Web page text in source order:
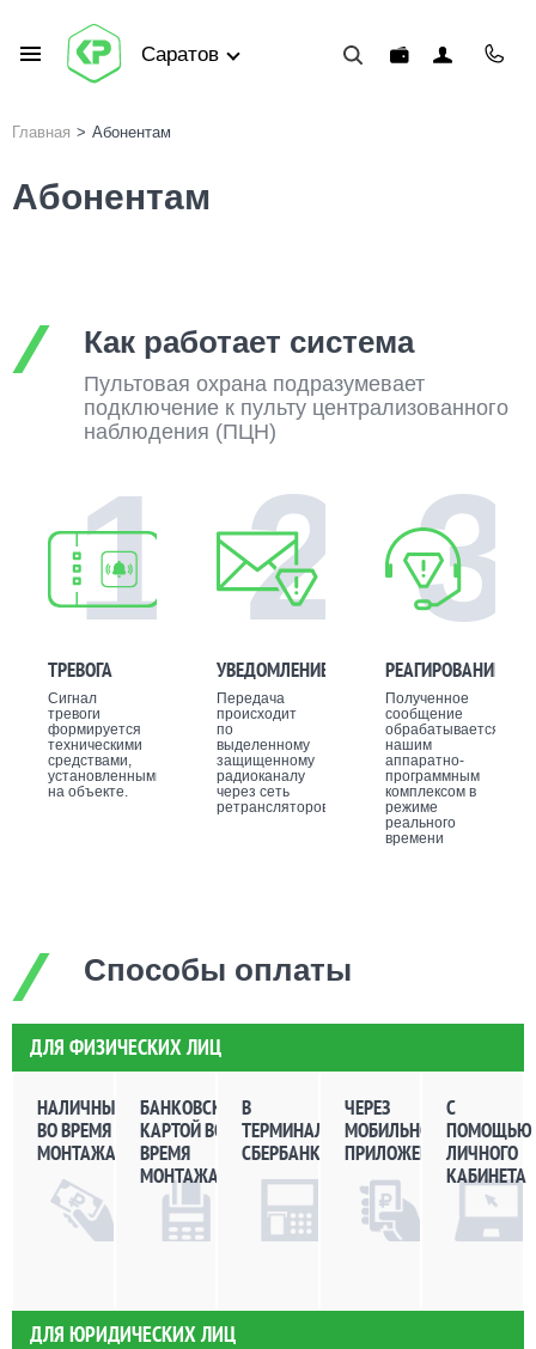
Саратов
Главная > Абонентам
Абонентам
Как работает система
Пультовая охрана подразумевает
подключение к пульту централизованного
наблюдения (ПЦН)
1
ТРЕВОГА
Сигнал
тревоги
формируется
техническими
средствами,
установленными
на объекте.
2
УВЕДОМЛЕНИЕ
Передача
происходит
по
выделенному
защищенному
радиоканалу
через сеть
ретрансляторов.
3
РЕАГИРОВАНИЕ
Полученное
сообщение
обрабатывается
нашим
аппаратно-
программным
комплексом в
режиме
реального
времени
Способы оплаты
ДЛЯ ФИЗИЧЕСКИХ ЛИЦ
НАЛИЧНЫМИ
ВО ВРЕМЯ
МОНТАЖА
БАНКОВСКОЙ
КАРТОЙ ВО
ВРЕМЯ
МОНТАЖА
В
ТЕРМИНАЛАХ
СБЕРБАНКА
ЧЕРЕЗ
МОБИЛЬНОЕ
ПРИЛОЖЕНИЕ
С
ПОМОЩЬЮ
ЛИЧНОГО
КАБИНЕТА
ДЛЯ ЮРИДИЧЕСКИХ ЛИЦ